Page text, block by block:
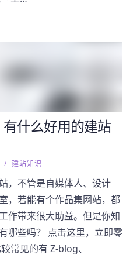
什么好用的建站
/ 建站知识
，不管是自媒体人、设计
，若能有个作品集网站，都
作带来很大助益。但是你知
哪些吗？ 点击这里，立即零
常见的有 Z-blog、